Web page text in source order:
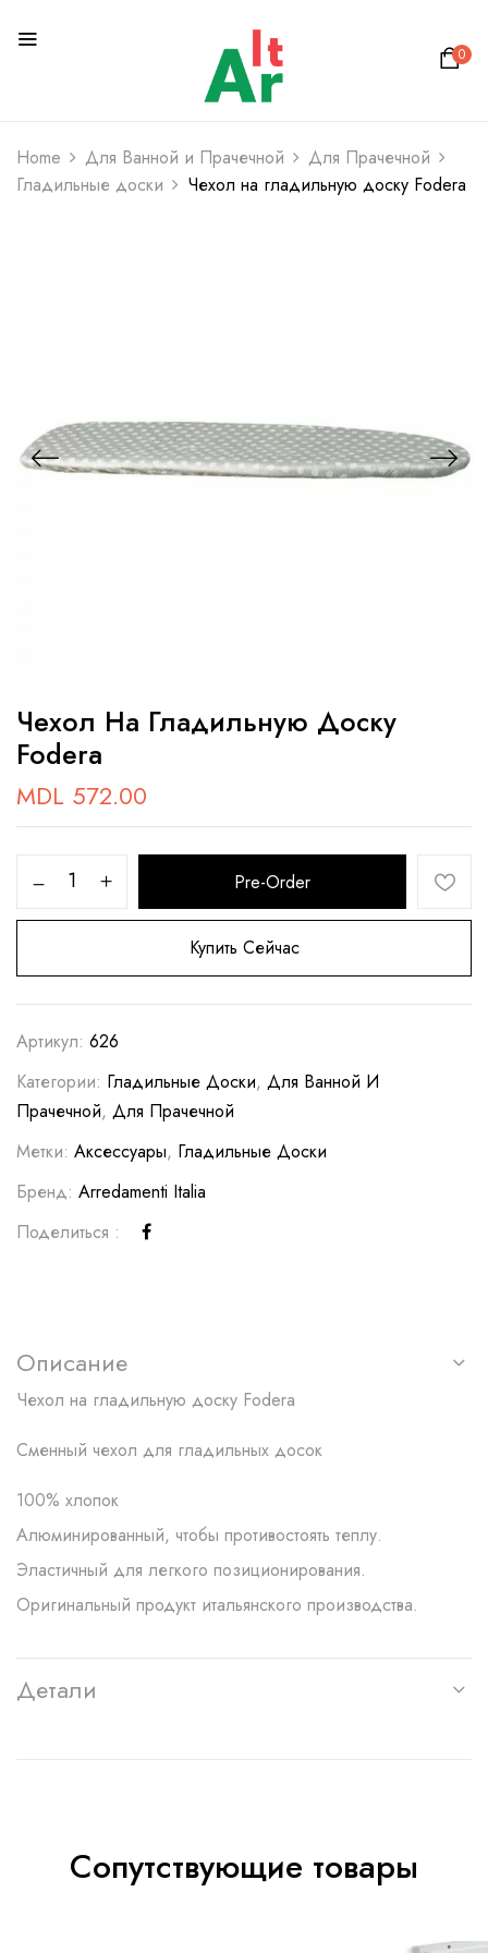
0
Home Для Ванной и Прачечной
Для Прачечной
Гладильные доски
Чехол на гладильную доску Fodera
Чехол На Гладильную Доску
Fodera
MDL 572.00
Pre-Order
Купить Сейчас
Артикул: 626
Категории: Гладильные Доски, Для Ванной И
Прачечной, Для Прачечной
Метки: Аксессуары, Гладильные Доски
Бренд: Arredamenti Italia
Поделиться :
Описание
Чехол на гладильную доску Fodera
Сменный чехол для гладильных досок
100% хлопок
Алюминированный, чтобы противостоять теплу.
Эластичный для легкого позиционирования.
Оригинальный продукт итальянского производства.
Детали
Сопутствующие товары